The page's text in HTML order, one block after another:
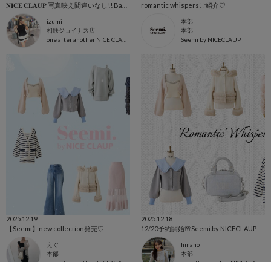
izumi
相鉄ジョイナス店
romantic whispersご紹介♡
本部
本部
Seemi by NICECLAUP
2025.12.19
【Seemi】new collection発売♡
えぐ
本部
2025.12.18
12/20予約開始🌸Seemi.by NICECLAUP
hinano
本部